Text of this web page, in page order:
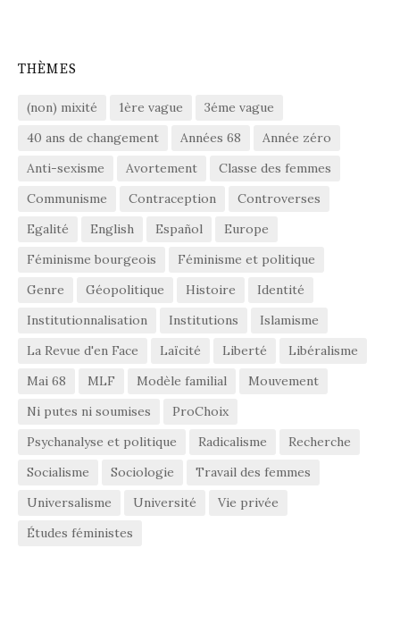
THÈMES
(non) mixité 1ère vague
3éme vague
40 ans de changement
Années 68
Année zéro
Anti-sexisme
Avortement
Classe des femmes
Communisme
Contraception
Controverses
Egalité
English Español
Europe
Féminisme bourgeois
Féminisme et politique
Genre
Géopolitique Histoire
Identité
Institutionnalisation
Institutions
Islamisme
La Revue d'en Face
Laïcité Liberté
Libéralisme
Mai 68
MLF Modèle familial
Mouvement
Ni putes ni soumises
ProChoix
Psychanalyse et politique
Radicalisme
Recherche
Socialisme
Sociologie
Travail des femmes
Universalisme
Université
Vie privée
Études féministes